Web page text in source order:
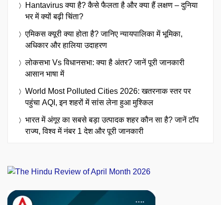
Hantavirus क्या है? कैसे फैलता है और क्या हैं लक्षण – दुनिया
भर में क्यों बढ़ी चिंता?
एमिकस क्यूरी क्या होता है? जानिए न्यायपालिका में भूमिका,
अधिकार और हालिया उदाहरण
लोकसभा Vs विधानसभा: क्या है अंतर? जानें पूरी जानकारी
आसान भाषा में
World Most Polluted Cities 2026: खतरनाक स्तर पर
पहुंचा AQI, इन शहरों में सांस लेना हुआ मुश्किल
भारत में अंगूर का सबसे बड़ा उत्पादक शहर कौन सा है? जानें टॉप
राज्य, विश्व में नंबर 1 देश और पूरी जानकारी